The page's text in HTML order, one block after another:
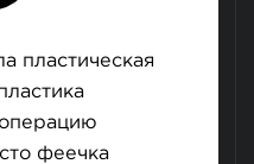
пластическая
феечка